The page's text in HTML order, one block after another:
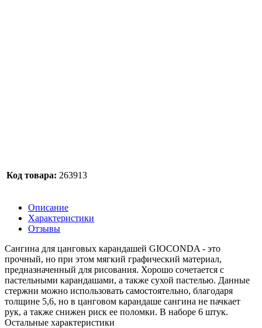
Код товара: 263913
Описание
Характеристики
Отзывы
Сангина для цанговых карандашей GIOCONDA - это
прочный, но при этом мягкий графический материал,
предназначенный для рисования. Хорошо сочетается с
пастельными карандашами, а также сухой пастелью. Данные
стержни можно использовать самостоятельно, благодаря
толщине 5,6, но в цанговом карандаше сангина не пачкает
рук, а также снижен риск ее поломки. В наборе 6 штук.
Остальные характеристики